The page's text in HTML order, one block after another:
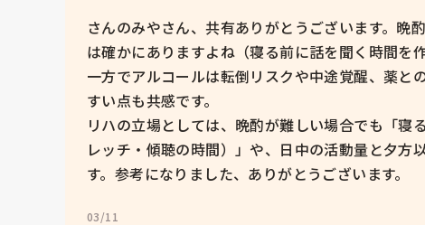
さんのみやさん、共有ありがとうございます。晩
は確かにありますよね（寝る前に話を聞く時間を
一方でアルコールは転倒リスクや中途覚醒、薬と
すい点も共感です。
リハの立場としては、晩酌が難しい場合でも「寝
レッチ・傾聴の時間）」や、日中の活動量と夕
す。参考になりました、ありがとうございます。
03/11